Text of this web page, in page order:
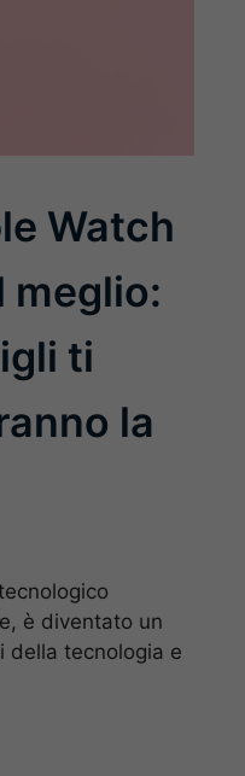
Watch
meglio:
ti
la
è diventato un
della tecnologia e